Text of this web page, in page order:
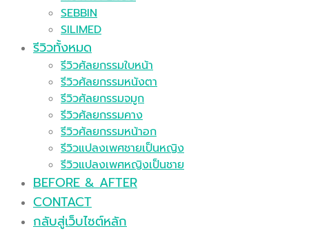
SEBBIN
SILIMED
รีวิวทั้งหมด
รีวิวศัลยกรรมใบหน้า
รีวิวศัลยกรรมหนังตา
รีวิวศัลยกรรมจมูก
รีวิวศัลยกรรมคาง
รีวิวศัลยกรรมหน้าอก
รีวิวแปลงเพศชายเป็นหญิง
รีวิวแปลงเพศหญิงเป็นชาย
BEFORE & AFTER
CONTACT
กลับสู่เว็บไซต์หลัก